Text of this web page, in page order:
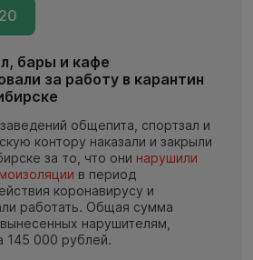
бары и кафе
за работу в карантин
общепита, спортзал и
контору наказали и закрыли
за то, что они нарушили
в период
коронавирусу и
работать. Общая сумма
нарушителям,
145 000 рублей.